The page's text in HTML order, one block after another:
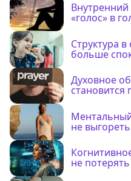
Внутренний
«голос» в
Структура
больше
Духовное
становится
не
не